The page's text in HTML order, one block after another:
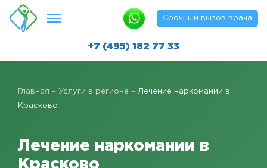
Реабилитация алкозависимых
Реабилитация методом «12 шагов»
Срочный вызов врача
+7 (495) 182 77 33
Главная – Услуги в регионе – Лечение наркомании в
Красково
Лечение наркомании в
Красково